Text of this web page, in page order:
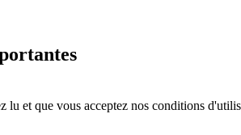
lu et que vous acceptez nos conditions